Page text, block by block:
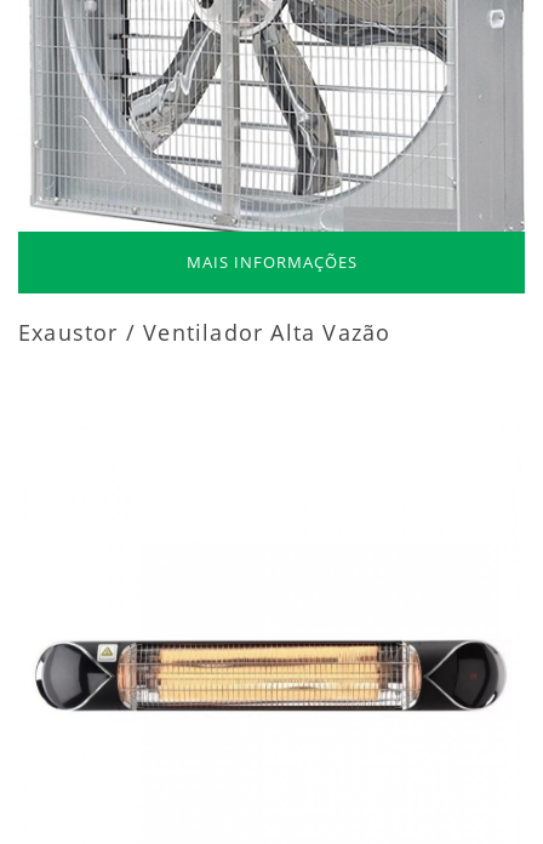
MAIS INFORMAÇÕES
Exaustor / Ventilador Alta Vazão